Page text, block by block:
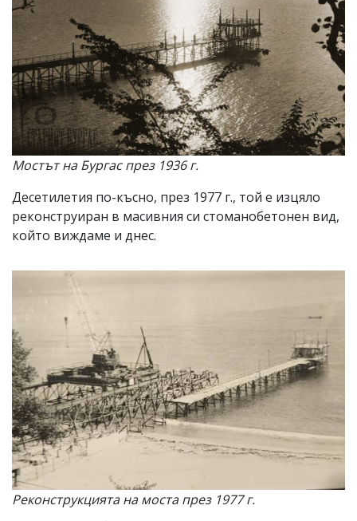
Мостът на Бургас през 1936 г.
Десетилетия по-късно, през 1977 г., той е изцяло
реконструиран в масивния си стоманобетонен вид,
който виждаме и днес.
Реконструкцията на моста през 1977 г.